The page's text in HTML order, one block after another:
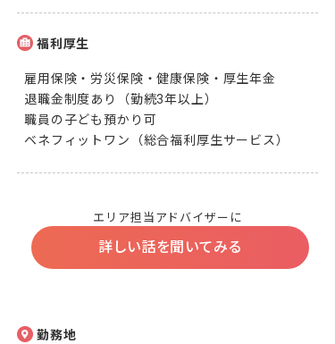
福利厚生
雇用保険・労災保険・健康保険・厚生年金
退職金制度あり（勤続3年以上）
職員の子ども預かり可
ベネフィットワン（総合福利厚生サービス）
エリア担当アドバイザーに
詳しい話を聞いてみる
勤務地